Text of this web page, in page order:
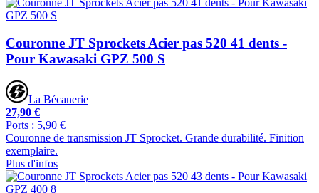
Couronne JT Sprockets Acier pas 520 41 dents -
Pour Kawasaki GPZ 500 S
La Bécanerie
27,90 €
Ports : 5,90 €
Couronne de transmission JT Sprocket. Grande durabilité. Finition
exemplaire.
Plus d'infos